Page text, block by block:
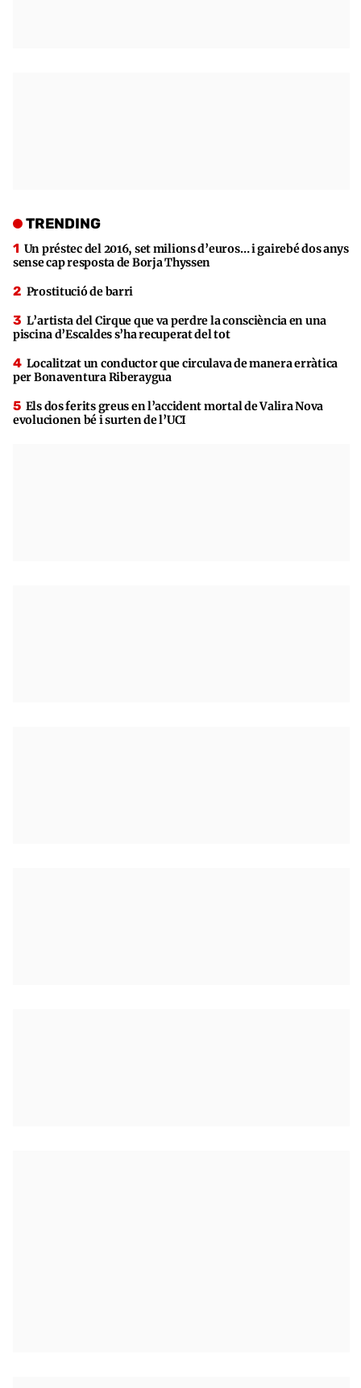
TRENDING
Un préstec del 2016, set milions d’euros… i gairebé dos anys
sense cap resposta de Borja Thyssen
Prostitució de barri
L’artista del Cirque que va perdre la consciència en una
piscina d’Escaldes s’ha recuperat del tot
Localitzat un conductor que circulava de manera erràtica
per Bonaventura Riberaygua
Els dos ferits greus en l’accident mortal de Valira Nova
evolucionen bé i surten de l’UCI